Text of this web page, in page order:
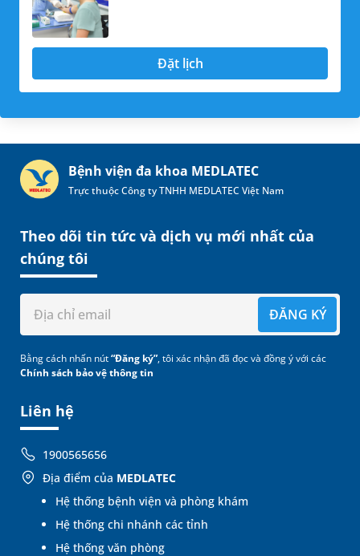
Đặt lịch
Bệnh viện đa khoa MEDLATEC
Trực thuộc Công ty TNHH MEDLATEC Việt Nam
Liên hệ
1900565656
Địa điểm của MEDLATEC
Hệ thống bệnh viện và phòng khám
Hệ thống chi nhánh các tỉnh
Hệ thống văn phòng
Theo dõi tin tức và dịch vụ mới nhất của
chúng tôi
ĐĂNG KÝ
Bằng cách nhấn nút“Đăng ký”, tôi xác nhận đã đọc và đồng ý với các
Chính sách bảo vệ thông tin